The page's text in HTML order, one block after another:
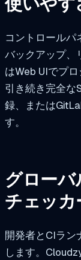
コントロールパ
バックアップ、
はWeb UIでプ
引き続き完全な
録、または
す。
グロー
チェッカ
開発者とCIラン
します。